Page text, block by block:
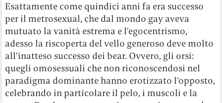
Esattamente come quindici anni fa era successo
per il metrosexual, che dal mondo gay aveva
mutuato la vanità estrema e l’egocentrismo,
adesso la riscoperta del vello generoso deve molto
all’inatteso successo dei bear. Ovvero, gli orsi:
quegli omosessuali che non riconoscendosi nel
paradigma dominante hanno erotizzato l’opposto,
celebrando in particolare il pelo, i muscoli e la